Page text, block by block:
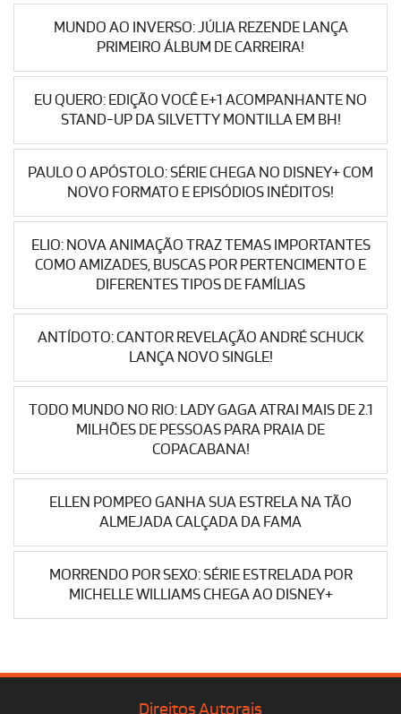
MUNDO AO INVERSO: JÚLIA REZENDE LANÇA
PRIMEIRO ÁLBUM DE CARREIRA!
EU QUERO: EDIÇÃO VOCÊ E+1 ACOMPANHANTE NO
STAND-UP DA SILVETTY MONTILLA EM BH!
PAULO O APÓSTOLO: SÉRIE CHEGA NO DISNEY+ COM
NOVO FORMATO E EPISÓDIOS INÉDITOS!
ELIO: NOVA ANIMAÇÃO TRAZ TEMAS IMPORTANTES
COMO AMIZADES, BUSCAS POR PERTENCIMENTO E
DIFERENTES TIPOS DE FAMÍLIAS
ANTÍDOTO: CANTOR REVELAÇÃO ANDRÉ SCHUCK
LANÇA NOVO SINGLE!
TODO MUNDO NO RIO: LADY GAGA ATRAI MAIS DE 2.1
MILHÕES DE PESSOAS PARA PRAIA DE
COPACABANA!
ELLEN POMPEO GANHA SUA ESTRELA NA TÃO
ALMEJADA CALÇADA DA FAMA
MORRENDO POR SEXO: SÉRIE ESTRELADA POR
MICHELLE WILLIAMS CHEGA AO DISNEY+
Direitos Autorais